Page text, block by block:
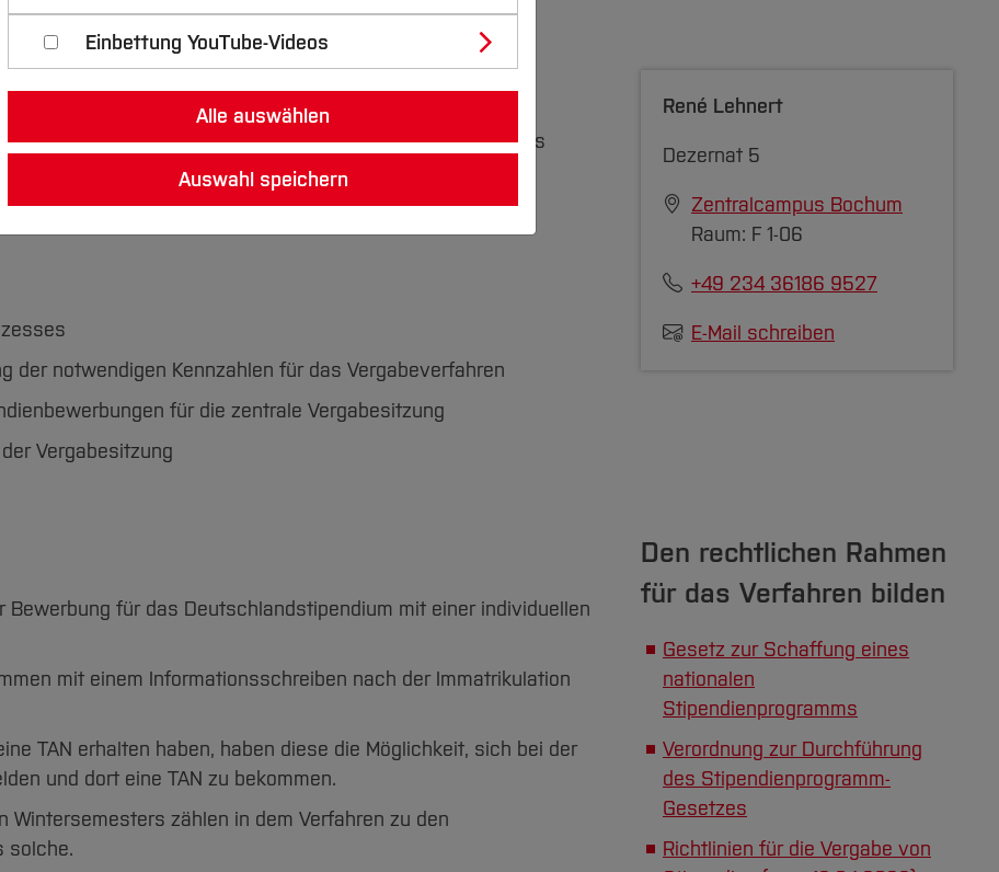
bei der Vergabe der Deutschlandstipendien.
als nicht stimmberechtigtes Mitglied an den Sitzungen des
der notwendigen Kennzahlen für das Vergabeverfahren
für die zentrale Vergabesitzung
Vergabesitzung
René Lehnert
Dezernat 5
Zentralcampus Bochum
Raum: F 1-06
+49 234 36186 9527
E-Mail schreiben
für das Deutschlandstipendium mit einer individuellen
mit einem Informationsschreiben nach der Immatrikulation
TAN erhalten haben, haben diese die Möglichkeit, sich bei der
und dort eine TAN zu bekommen.
zählen in dem Verfahren zu den
solche.
Den rechtlichen Rahmen
für das Verfahren bilden
Gesetz zur Schaffung eines
nationalen
Stipendienprogramms
Verordnung zur Durchführung
des Stipendienprogramm-
Gesetzes
Richtlinien für die Vergabe von
Einbettung YouTube-Videos
Alle auswählen
Auswahl speichern